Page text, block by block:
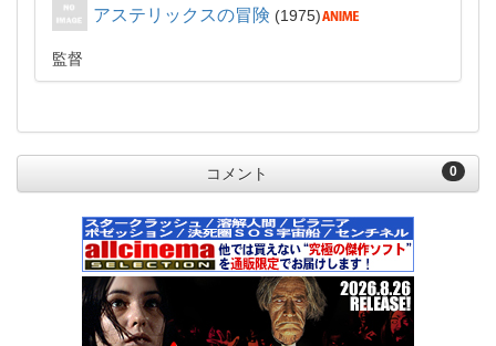
アステリックスの冒険 1975
監督
0
コメント